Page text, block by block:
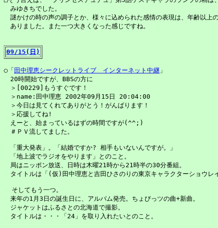
みゆきちでした。
謎かけの時の声の調子とか、様々に込められた感情の表現は、年齢以上
ありました。また一つ大きくなった感じですね。
09/15(日)
○「 田中理恵シークレットライブ　インターネット中継 」
20時開始ですが、BBSの方に
＞[00229]もうすぐです！
＞name:田中理恵 2002年09月15日 20:04:00
＞今日は見てくれてありがとう！がんばります！
＞応援してね!
えーと、始まっているはずの時間ですが(^^;)
＃ＰＶ流してました。
「重大発表」。「結婚ですか? 相手もいないんですが。」
「地上波でラジオをやります」とのこと。
局はニッポン放送、日時は木曜21時から21時半の30分番組。
タイトルは「(仮)田中理恵と吉田ひさのりの東京キャラクターショウレ
  そしてもう一つ。
来年の1月3日の誕生日に、アルバム発売。ちょびっツの曲+新曲。
ジャケットはふるさとの北海道で撮影。
タイトルは・・・「24」を取り入れたいとのこと。